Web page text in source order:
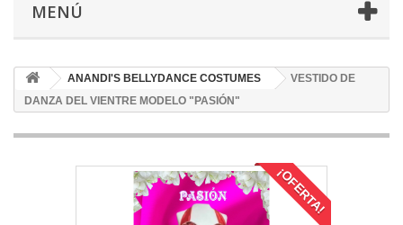
MENÚ
ANANDI'S BELLYDANCE COSTUMES
VESTIDO DE
DANZA DEL VIENTRE MODELO "PASIÓN"
¡OFERTA!